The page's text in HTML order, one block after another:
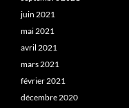
juin 2021
mai 2021
avril 2021
mars 2021
février 2021
décembre 2020